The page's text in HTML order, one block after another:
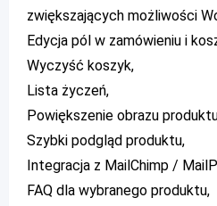
zwiększających możliwości
Edycja pól w zamówieniu i
Wyczyść koszyk,
Lista życzeń,
Powiększenie obrazu
Szybki podgląd produktu,
Integracja z MailChimp /
FAQ dla wybranego produktu,